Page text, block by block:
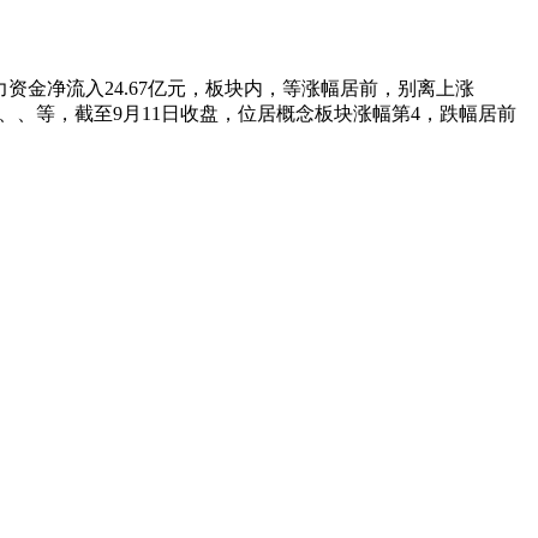
金净流入24.67亿元，板块内，等涨幅居前，别离上涨
、等，截至9月11日收盘，位居概念板块涨幅第4，跌幅居前